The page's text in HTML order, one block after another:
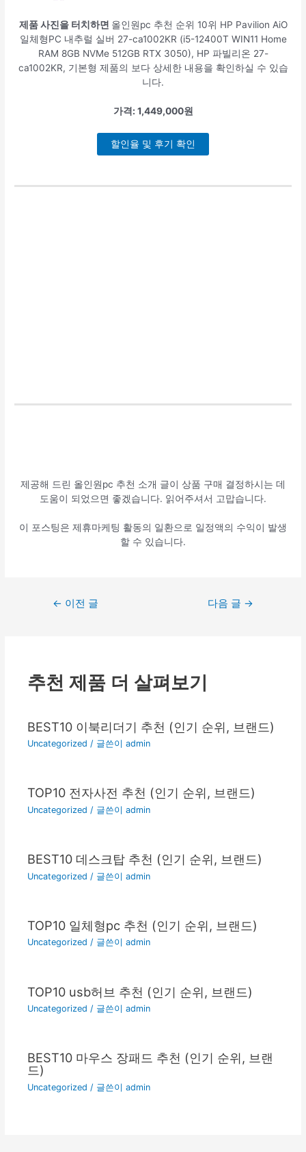
제품 사진을 터치하면 올인원pc 추천 순위 10위 HP Pavilion AiO
일체형PC 내추럴 실버 27-ca1002KR (i5-12400T WIN11 Home
RAM 8GB NVMe 512GB RTX 3050), HP 파빌리온 27-
ca1002KR, 기본형 제품의 보다 상세한 내용을 확인하실 수 있습
니다.
가격: 1,449,000원
할인율 및 후기 확인
제공해 드린 올인원pc 추천 소개 글이 상품 구매 결정하시는 데
도움이 되었으면 좋겠습니다. 읽어주셔서 고맙습니다.
이 포스팅은 제휴마케팅 활동의 일환으로 일정액의 수익이 발생
할 수 있습니다.
← 이전 글 다음 글 →
추천 제품 더 살펴보기
BEST10 이북리더기 추천 (인기 순위, 브랜드)
Uncategorized / 글쓴이admin
TOP10 전자사전 추천 (인기 순위, 브랜드)
Uncategorized / 글쓴이admin
BEST10 데스크탑 추천 (인기 순위, 브랜드)
Uncategorized / 글쓴이admin
TOP10 일체형pc 추천 (인기 순위, 브랜드)
Uncategorized / 글쓴이admin
TOP10 usb허브 추천 (인기 순위, 브랜드)
Uncategorized / 글쓴이admin
BEST10 마우스 장패드 추천 (인기 순위, 브랜
드)
Uncategorized / 글쓴이admin